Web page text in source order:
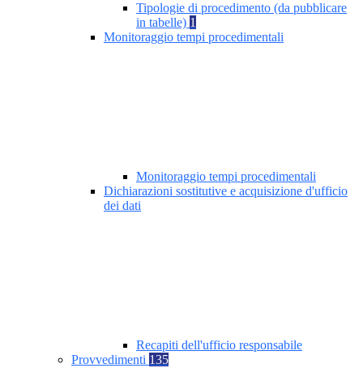
Tipologie di procedimento (da pubblicare
in tabelle) 1
Monitoraggio tempi procedimentali
Monitoraggio tempi procedimentali
Dichiarazioni sostitutive e acquisizione d'ufficio
dei dati
Recapiti dell'ufficio responsabile
Provvedimenti 135